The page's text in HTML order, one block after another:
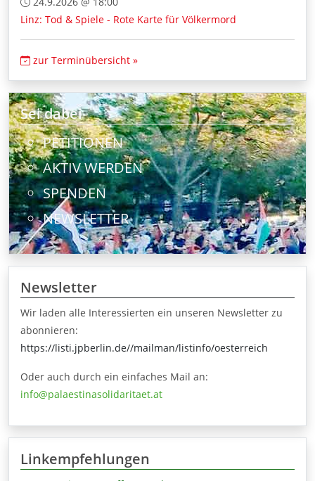
Linz: Tod & Spiele - Rote Karte für Völkermord
zur Terminübersicht »
Sei dabei
PETITIONEN
AKTIV WERDEN
SPENDEN
NEWSLETTER
Newsletter
Wir laden alle Interessierten ein unseren Newsletter zu
abonnieren:
https://listi.jpberlin.de//mailman/listinfo/oesterreich
Oder auch durch ein einfaches Mail an:
info@palaestinasolidaritaet.at
Linkempfehlungen